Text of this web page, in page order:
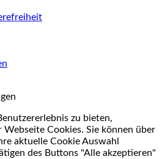
zu bieten,
Cookies. Sie können über
aktuelle Cookie Auswahl
des Buttons "Alle akzeptieren"